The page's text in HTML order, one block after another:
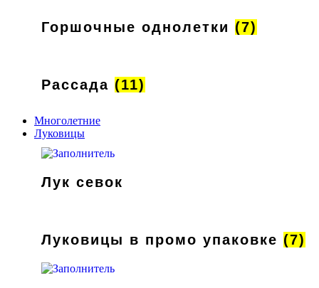
Горшочные однолетки (7)
Рассада (11)
Многолетние
Луковицы
Лук севок
Луковицы в промо упаковке (7)